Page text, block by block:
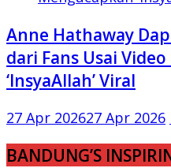
Anne Hathaway
dari Fans Usai
‘InsyaAllah’ Viral
27 Apr 202627 Apr 2026
BANDUNG’S